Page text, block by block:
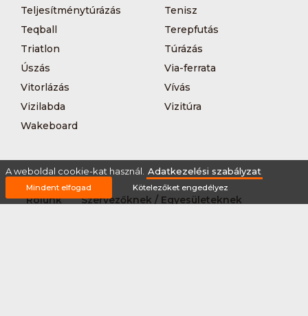
Teljesítménytúrázás
Tenisz
Teqball
Terepfutás
Triatlon
Túrázás
Úszás
Via-ferrata
Vitorlázás
Vívás
Vizilabda
Vizitúra
Wakeboard
Rólunk
Szervezőknek / Egyesületeknek
A weboldal cookie-kat használ. Adatkezelési szabályzat
Mindent elfogad Kötelezőket engedélyez